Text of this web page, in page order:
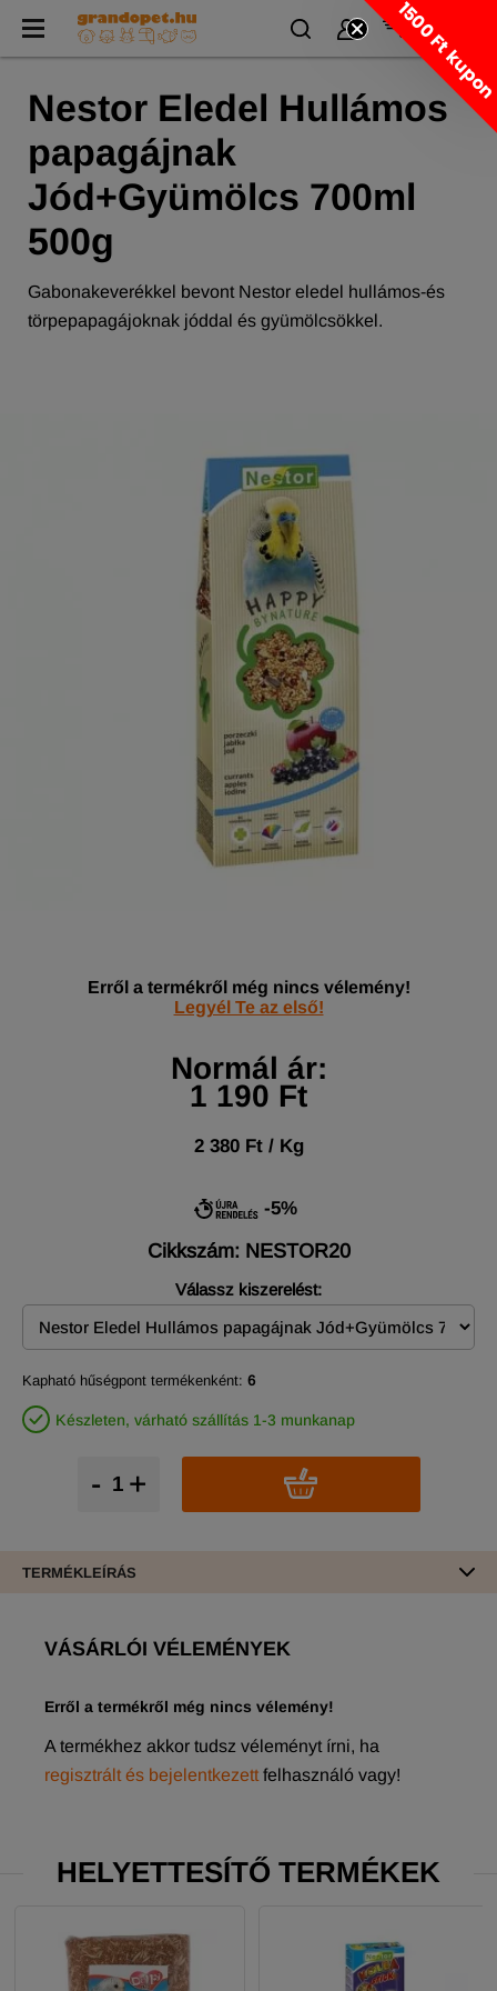
Nestor Eledel Hullámos
papagájnak
Jód+Gyümölcs 700ml
500g
Gabonakeverékkel bevont Nestor eledel hullámos-és
törpepapagájoknak jóddal és gyümölcsökkel.
Erről a termékről még nincs vélemény!
Legyél Te az első!
Normál ár:
1 190 Ft
2 380 Ft / Kg
-5%
Cikkszám: NESTOR20
Válassz kiszerelést:
Kapható hűségpont termékenként: 6
Készleten, várható szállítás 1-3 munkanap
+
-
TERMÉKLEÍRÁS
VÁSÁRLÓI VÉLEMÉNYEK
Erről a termékről még nincs vélemény!
A termékhez akkor tudsz véleményt írni, ha
regisztrált és bejelentkezett felhasználó vagy!
HELYETTESÍTŐ TERMÉKEK
1500 Ft